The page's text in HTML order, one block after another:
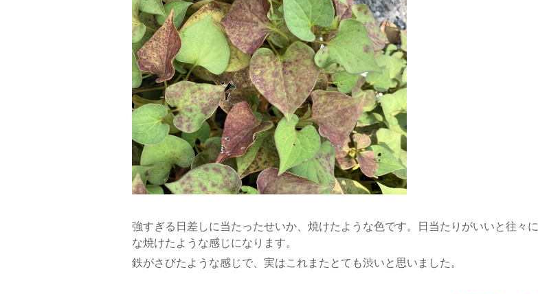
強すぎる日差しに当たったせいか、焼けたような色です。日当たりがいいと往々
な焼けたような感じになります。
鉄がさびたような感じで、実はこれまたとても渋いと思いました。